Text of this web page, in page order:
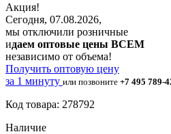
Акция!
Сегодня, 07.08.2026,
мы отключили розничные
идаем оптовые цены ВСЕМ
независимо от объема!
Получить оптовую цену
за 1 минуту или позвоните +7 495 789-
Код товара: 278792
Наличие